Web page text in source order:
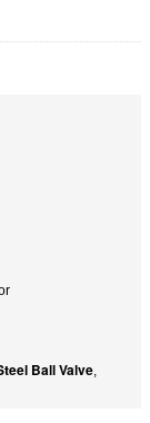
Ball Valve,